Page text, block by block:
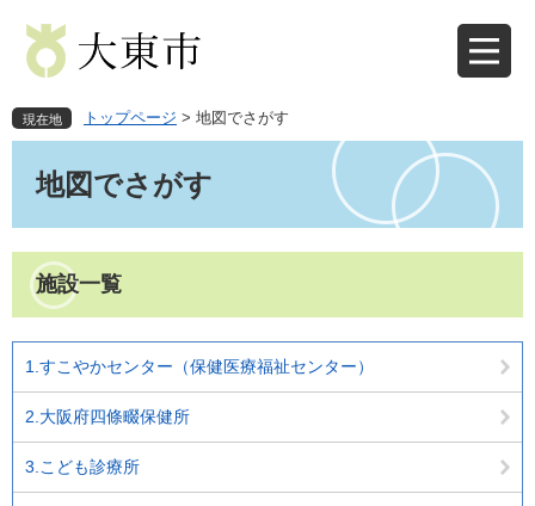
先
頭
を
飛
現在地 トップページ > 地図でさがす
地図でさがす
施設一覧
1.すこやかセンター（保健医療福祉センター）
2.大阪府四條畷保健所
3.こども診療所